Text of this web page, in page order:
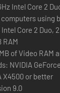
Intel Core 2
computers using
Intel Core 2 Duo,
RAM
of Video RAM
NVIDIA
X4500 or better
9.0